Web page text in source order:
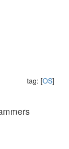
tag: [OS]